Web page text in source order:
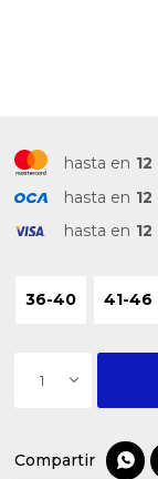
hasta en 12
hasta en 12
hasta en 12
36-40 41-46
1
